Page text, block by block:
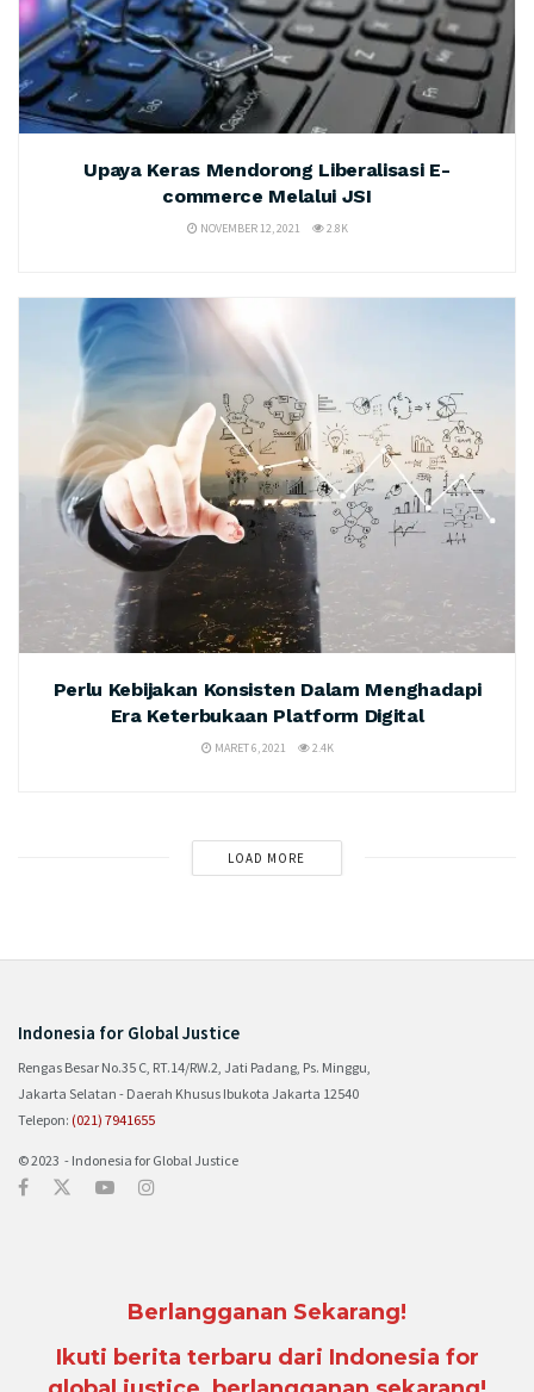
Upaya Keras Mendorong Liberalisasi E-
commerce Melalui JSI
NOVEMBER 12, 2021 2.8K
Perlu Kebijakan Konsisten Dalam Menghadapi
Era Keterbukaan Platform Digital
MARET 6, 2021 2.4K
LOAD MORE
Indonesia for Global Justice
Rengas Besar No.35 C, RT.14/RW.2, Jati Padang, Ps. Minggu,
Jakarta Selatan - Daerah Khusus Ibukota Jakarta 12540
Telepon: (021) 7941655
© 2023 - Indonesia for Global Justice
Berlangganan Sekarang!
Ikuti berita terbaru dari Indonesia for